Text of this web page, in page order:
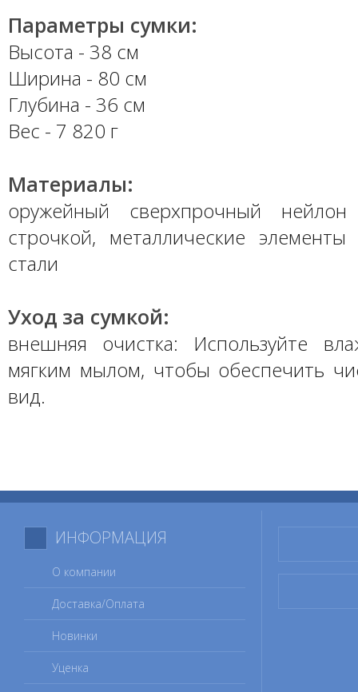
Параметры сумки:
Высота - 38 см
Ширина - 80 см
Глубина - 36 см
Вес - 7 820 г
Материалы:
оружейный сверхпрочный
строчкой, металлические
стали
Уход за сумкой:
внешняя очистка: Используйте
мягким мылом, чтобы обеспечить
вид.
ИНФОРМАЦИЯ
О компании
Доставка/Оплата
Новинки
Уценка